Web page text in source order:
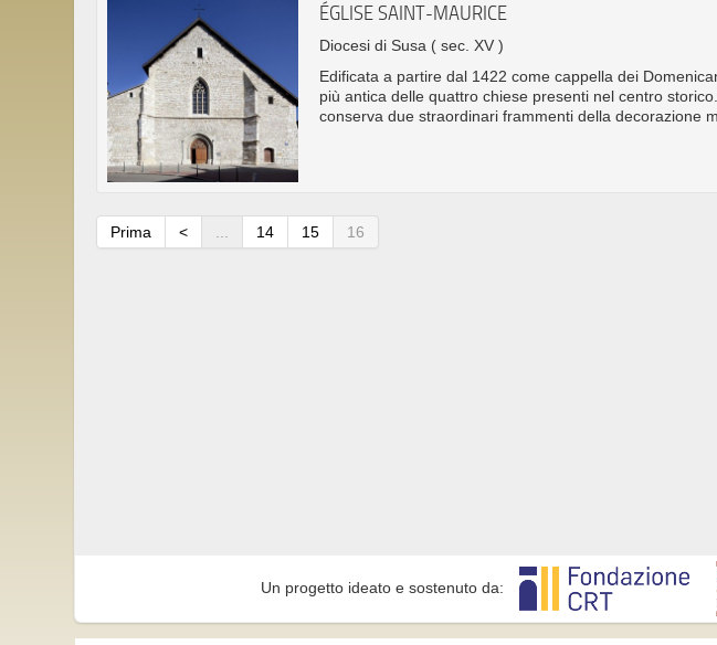
ÉGLISE SAINT-MAURICE
Diocesi di Susa ( sec. XV )
Edificata a partire dal 1422 come cappella dei
più antica delle quattro chiese presenti nel centro
conserva due straordinari frammenti della decorazione
Prima < ... 14 15 16
Un progetto ideato e sostenuto da: